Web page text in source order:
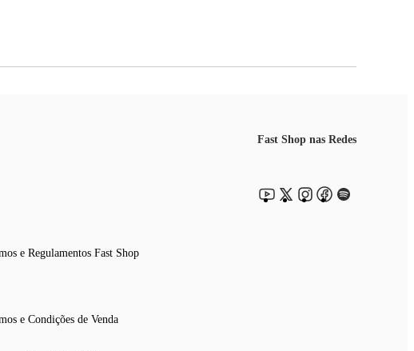
e Regulamentos Fast Shop
e Condições de Venda
Fast Shop nas Redes